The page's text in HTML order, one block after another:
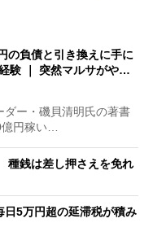
の負債と引き換えに手に
験 ｜ 突然マルサがや…
ー・磯貝清明氏の著書
円稼い…
種銭は差し押さえを免れ
5万円超の延滞税が積み